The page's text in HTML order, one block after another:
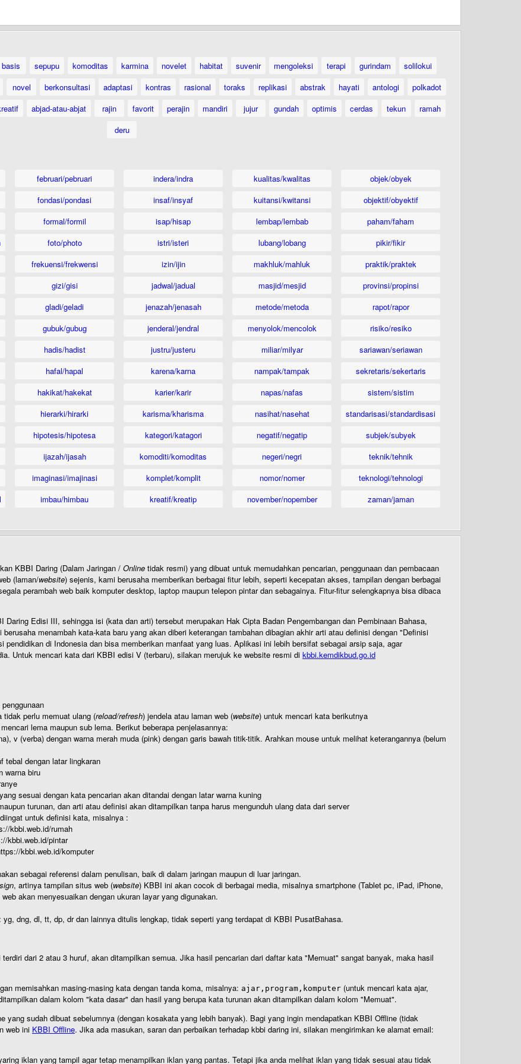
basis sepupu komoditas karmina novelet habitat suvenir mengoleksi terapi gurindam
solilokui
novel berkonsultasi adaptasi kontras rasional toraks replikasi abstrak hayati antologi
polkadot
abjad-atau-abjat rajin favorit perajin mandiri jujur gundah optimis cerdas tekun
ramah
deru
februari/pebruari
fondasi/pondasi
formal/formil
foto/photo
frekuensi/frekwensi
gizi/gisi
gladi/geladi
gubuk/gubug
hadis/hadist
hafal/hapal
hakikat/hakekat
hierarki/hirarki
hipotesis/hipotesa
ijazah/ijasah
imaginasi/imajinasi
imbau/himbau
indera/indra
insaf/insyaf
isap/hisap
istri/isteri
izin/ijin
jadwal/jadual
jenazah/jenasah
jenderal/jendral
justru/justeru
karena/karna
karier/karir
karisma/kharisma
kategori/katagori
komoditi/komoditas
komplet/komplit
kreatif/kreatip
kualitas/kwalitas
kuitansi/kwitansi
lembap/lembab
lubang/lobang
makhluk/mahluk
masjid/mesjid
metode/metoda
menyolok/mencolok
miliar/milyar
nampak/tampak
napas/nafas
nasihat/nasehat
negatif/negatip
negeri/negri
nomor/nomer
november/nopember
objek/obyek
objektif/obyektif
paham/faham
pikir/fikir
praktik/praktek
provinsi/propinsi
rapot/rapor
risiko/resiko
sariawan/seriawan
sekretaris/sekertaris
sistem/sistim
standarisasi/standardisasi
subjek/subyek
teknik/tehnik
teknologi/tehnologi
zaman/jaman
KBBI Daring (Dalam Jaringan / Online tidak resmi) yang dibuat untuk memudahkan pencarian, penggunaan dan pembacaan
(laman/website) sejenis, kami berusaha memberikan berbagai fitur lebih, seperti kecepatan akses, tampilan dengan berbagai
perambah web baik komputer desktop, laptop maupun telepon pintar dan sebagainya. Fitur-fitur selengkapnya bisa dibaca
Edisi III, sehingga isi (kata dan arti) tersebut merupakan Hak Cipta Badan Pengembangan dan Pembinaan Bahasa,
menambah kata-kata baru yang akan diberi keterangan tambahan dibagian akhir arti atau definisi dengan "Definisi
pendidikan di Indonesia dan bisa memberikan manfaat yang luas. Aplikasi ini lebih bersifat sebagai arsip saja, agar
Untuk mencari kata dari KBBI edisi V (terbaru), silakan merujuk ke website resmi di kbbi.kemdikbud.go.id
tidak perlu memuat ulang (reload/refresh) jendela atau laman web (website) untuk mencari kata berikutnya
lema maupun sub lema. Berikut beberapa penjelasannya:
v (verba) dengan warna merah muda (pink) dengan garis bawah titik-titik. Arahkan mouse untuk melihat keterangannya (belum
tebal dengan latar lingkaran
warna biru
sesuai dengan kata pencarian akan ditandai dengan latar warna kuning
turunan, dan arti atau definisi akan ditampilkan tanpa harus mengunduh ulang data dari server
untuk definisi kata, misalnya :
kbbi.web.id/rumah
kbbi.web.id/pintar
kbbi.web.id/komputer
sebagai referensi dalam penulisan, baik di dalam jaringan maupun di luar jaringan.
, artinya tampilan situs web (website) KBBI ini akan cocok di berbagai media, misalnya smartphone (Tablet pc, iPad, iPhone,
akan menyesuaikan dengan ukuran layar yang digunakan.
dng, dl, tt, dp, dr dan lainnya ditulis lengkap, tidak seperti yang terdapat di KBBI PusatBahasa.
dari 2 atau 3 huruf, akan ditampilkan semua. Jika hasil pencarian dari daftar kata "Memuat" sangat banyak, maka hasil
memisahkan masing-masing kata dengan tanda koma, misalnya: ajar,program,komputer (untuk mencari kata ajar,
dalam kolom "kata dasar" dan hasil yang berupa kata turunan akan ditampilkan dalam kolom "Memuat".
yang sudah dibuat sebelumnya (dengan kosakata yang lebih banyak). Bagi yang ingin mendapatkan KBBI Offline (tidak
web ini KBBI Offline. Jika ada masukan, saran dan perbaikan terhadap kbbi daring ini, silakan mengirimkan ke alamat email:
iklan yang tampil agar tetap menampilkan iklan yang pantas. Tetapi jika anda melihat iklan yang tidak sesuai atau tidak